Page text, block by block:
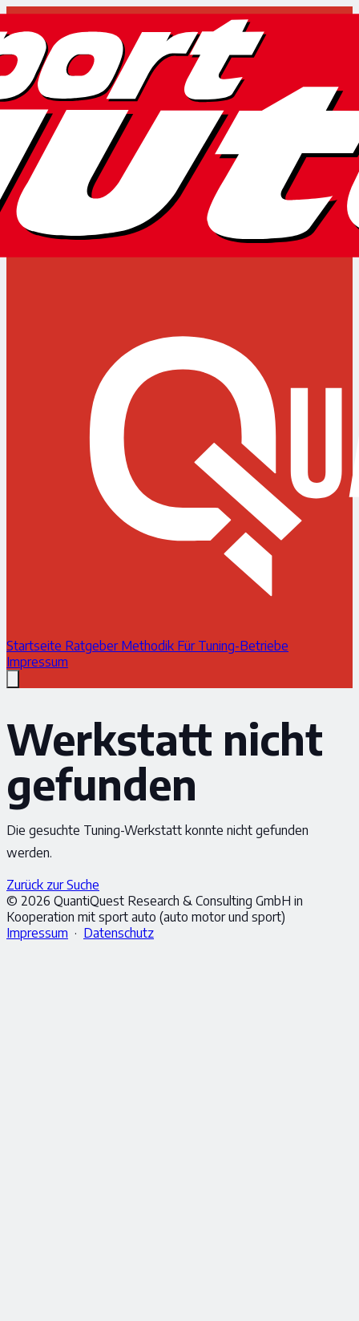
Startseite Ratgeber Methodik Für Tuning-Betriebe
Impressum
Werkstatt nicht
gefunden
Die gesuchte Tuning-Werkstatt konnte nicht gefunden
werden.
Zurück zur Suche
© 2026 QuantiQuest Research & Consulting GmbH in
Kooperation mit sport auto (auto motor und sport)
Impressum · Datenschutz